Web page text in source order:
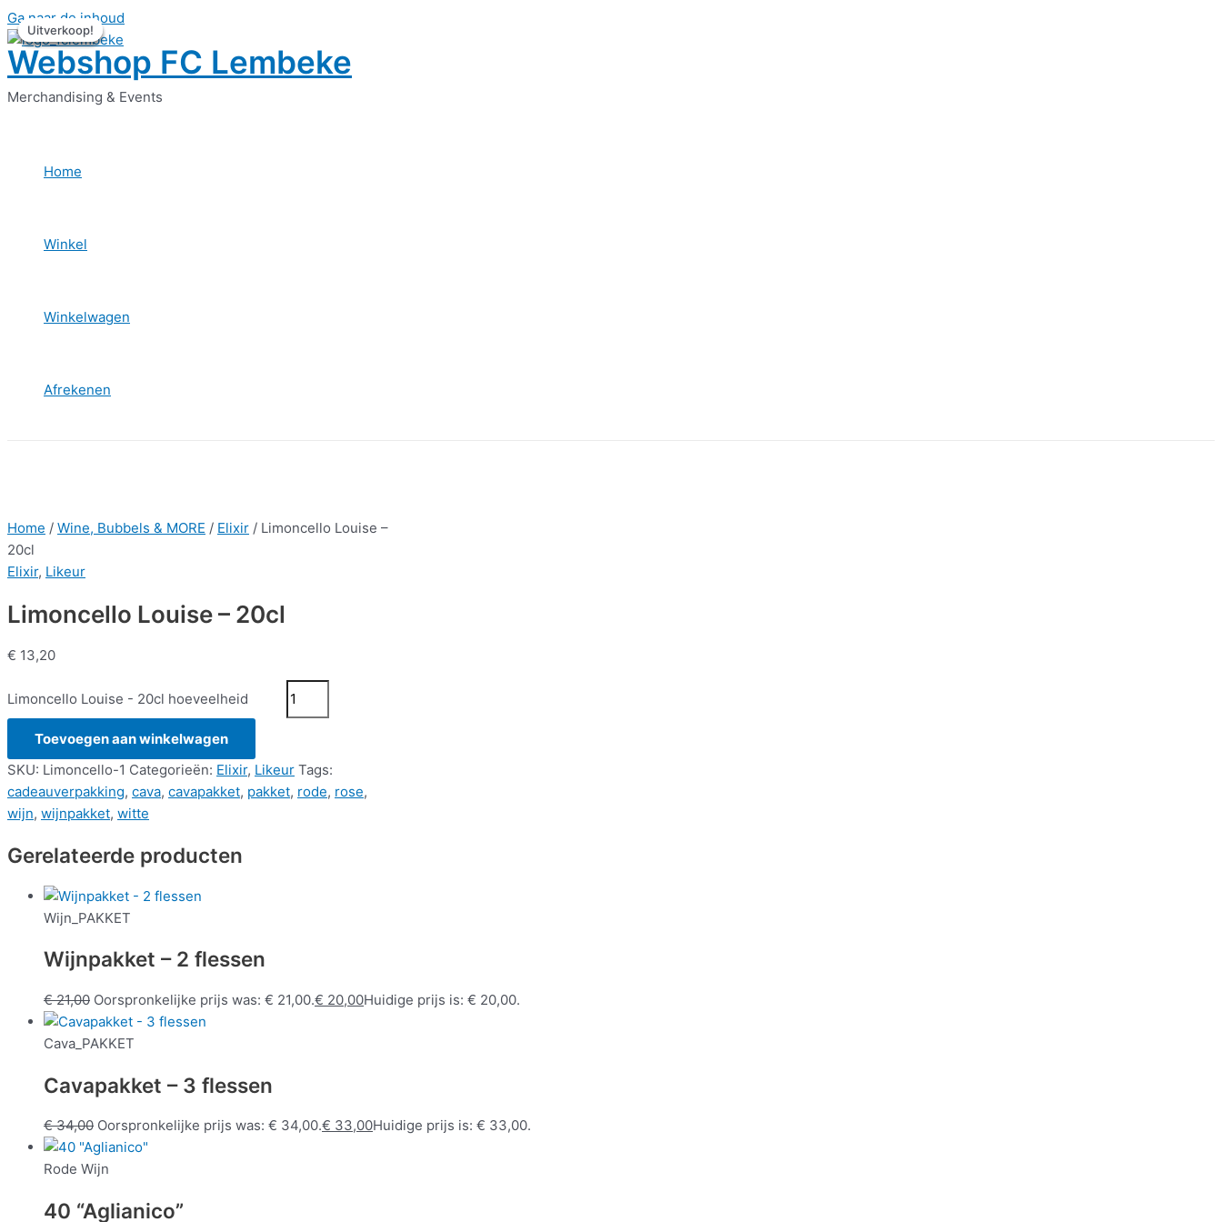
Ga naar de inhoud
Webshop FC Lembeke
Merchandising & Events
Home
Winkel
Winkelwagen
Afrekenen
Home / Wine, Bubbels & MORE / Elixir / Limoncello Louise –
20cl
Elixir, Likeur
Limoncello Louise – 20cl
€ 13,20
Limoncello Louise - 20cl hoeveelheid
Toevoegen aan winkelwagen
SKU: Limoncello-1 Categorieën: Elixir, Likeur Tags:
cadeauverpakking, cava, cavapakket, pakket, rode, rose,
wijn, wijnpakket, witte
Gerelateerde producten
Uitverkoop!
Uitverkoop!
Wijn_PAKKET
Wijnpakket – 2 flessen
€21,00 Oorspronkelijke prijs was: € 21,00.€ 20,00Huidige prijs is: € 20,00.
Uitverkoop!
Uitverkoop!
Cava_PAKKET
Cavapakket – 3 flessen
€34,00 Oorspronkelijke prijs was: € 34,00.€ 33,00Huidige prijs is: € 33,00.
Rode Wijn
40 “Aglianico”